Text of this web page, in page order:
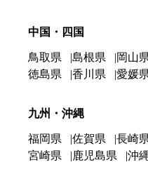
中国・四国
鳥取県 島根県 岡山
徳島県
香川県 愛媛
九州・沖縄
福岡県 佐賀県 長崎
宮崎県
鹿児島県 沖